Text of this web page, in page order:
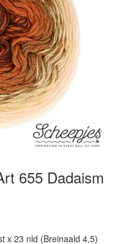
655 Dadaism
x 23 nld (Breinaald 4,5)